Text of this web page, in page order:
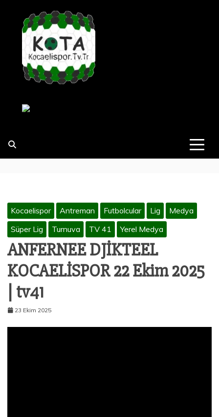
Kocaelispor Antreman Futbolcular Lig
Medya
Süper Lig
Turnuva TV 41 Yerel Medya
ANFERNEE DJİKTEEL
KOCAELİSPOR 22 Ekim 2025
| tv41
23 Ekim 2025